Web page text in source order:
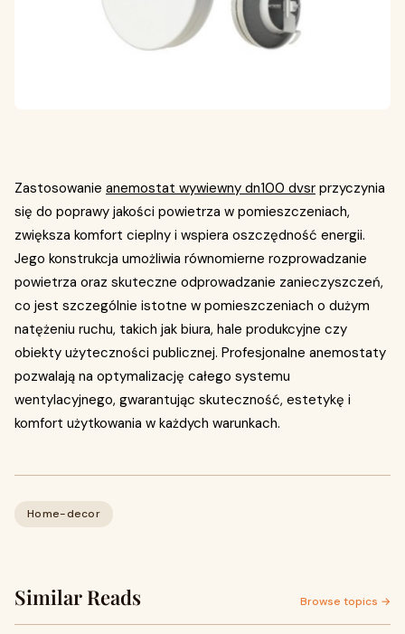
Zastosowanie anemostat wywiewny dn100 dvsr przyczynia
się do poprawy jakości powietrza w pomieszczeniach,
zwiększa komfort cieplny i wspiera oszczędność energii.
Jego konstrukcja umożliwia równomierne rozprowadzanie
powietrza oraz skuteczne odprowadzanie zanieczyszczeń,
co jest szczególnie istotne w pomieszczeniach o dużym
natężeniu ruchu, takich jak biura, hale produkcyjne czy
obiekty użyteczności publicznej. Profesjonalne anemostaty
pozwalają na optymalizację całego systemu
wentylacyjnego, gwarantując skuteczność, estetykę i
komfort użytkowania w każdych warunkach.
Home-decor
Similar Reads Browse topics →